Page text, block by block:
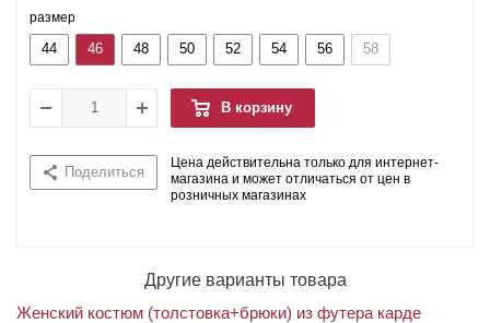
размер
44 46 48 50 52 54 56 58
В корзину
Поделиться
Цена действительна только для интернет-
магазина и может отличаться от цен в
розничных магазинах
Другие варианты товара
Женский костюм (толстовка+брюки) из футера карде